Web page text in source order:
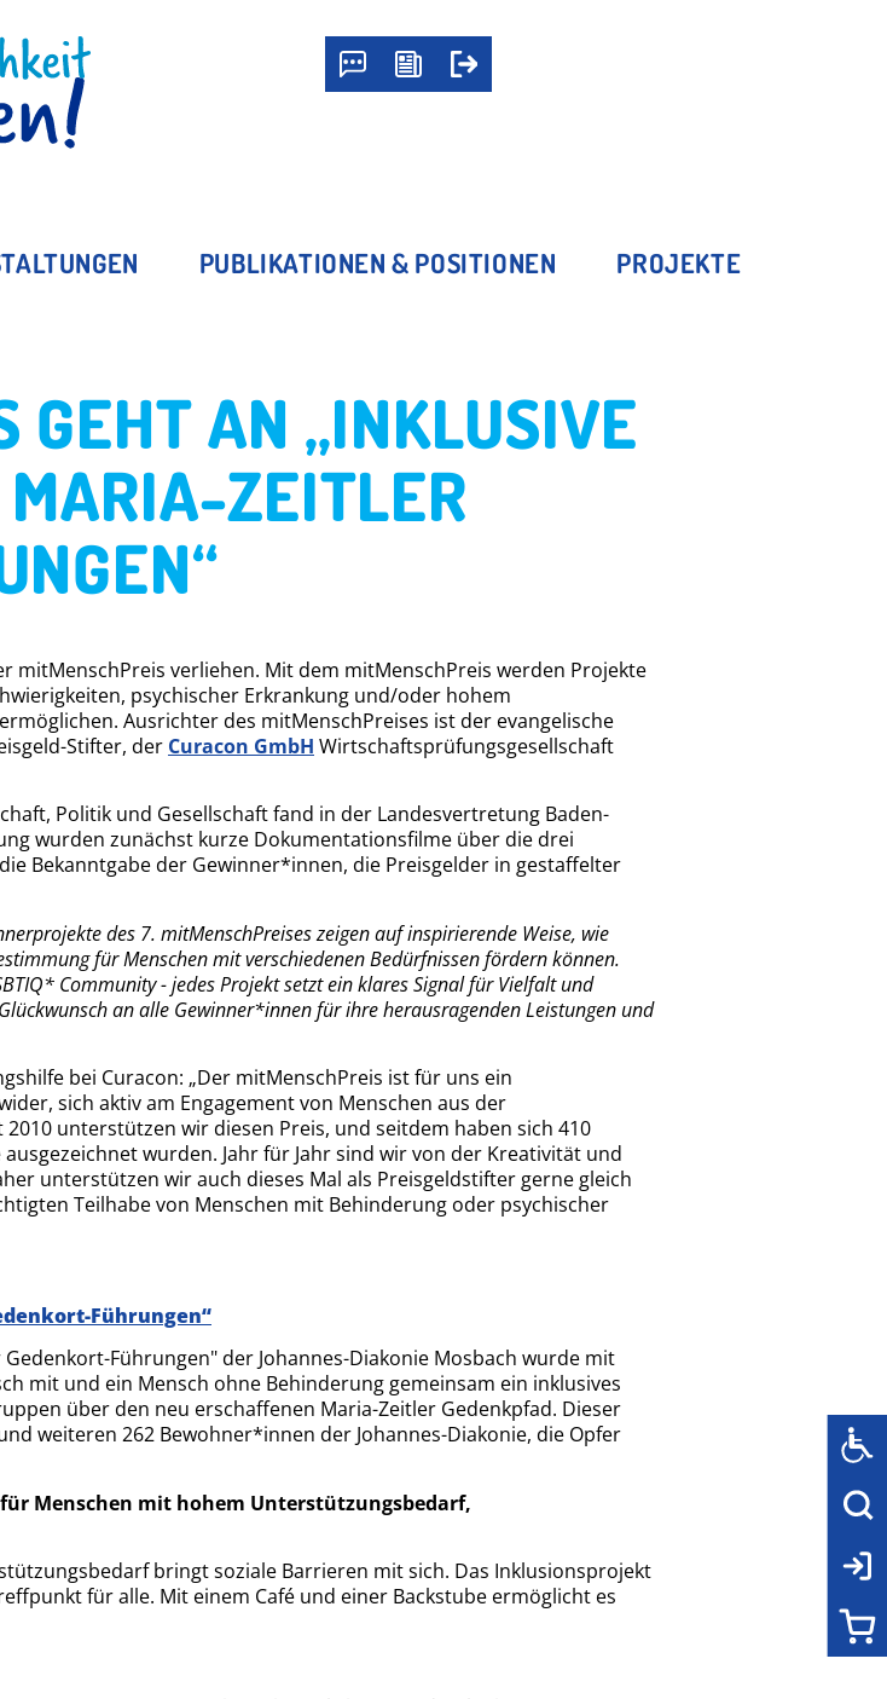
PUBLIKATIONEN & POSITIONEN PROJEKTE
GEHT AN „INKLUSIVE
ZEITLER
mitMenschPreis verliehen. Mit dem mitMenschPreis werden Projekte
psychischer Erkrankung und/oder hohem
Ausrichter des mitMenschPreises ist der evangelische
Stifter, der Curacon GmbH Wirtschaftsprüfungsgesellschaft
Politik und Gesellschaft fand in der Landesvertretung Baden-
wurden zunächst kurze Dokumentationsfilme über die drei
Bekanntgabe der Gewinner*innen, die Preisgelder in gestaffelter
des 7. mitMenschPreises zeigen auf inspirierende Weise, wie
für Menschen mit verschiedenen Bedürfnissen fördern können.
Community - jedes Projekt setzt ein klares Signal für Vielfalt und
an alle Gewinner*innen für ihre herausragenden Leistungen und
bei Curacon: „Der mitMenschPreis ist für uns ein
sich aktiv am Engagement von Menschen aus der
unterstützen wir diesen Preis, und seitdem haben sich 410
wurden. Jahr für Jahr sind wir von der Kreativität und
unterstützen wir auch dieses Mal als Preisgeldstifter gerne gleich
Teilhabe von Menschen mit Behinderung oder psychischer
Führungen“
Führungen" der Johannes-Diakonie Mosbach wurde mit
mit und ein Mensch ohne Behinderung gemeinsam ein inklusives
über den neu erschaffenen Maria-Zeitler Gedenkpfad. Dieser
weiteren 262 Bewohner*innen der Johannes-Diakonie, die Opfer
Menschen mit hohem Unterstützungsbedarf,
bringt soziale Barrieren mit sich. Das Inklusionsprojekt
für alle. Mit einem Café und einer Backstube ermöglicht es